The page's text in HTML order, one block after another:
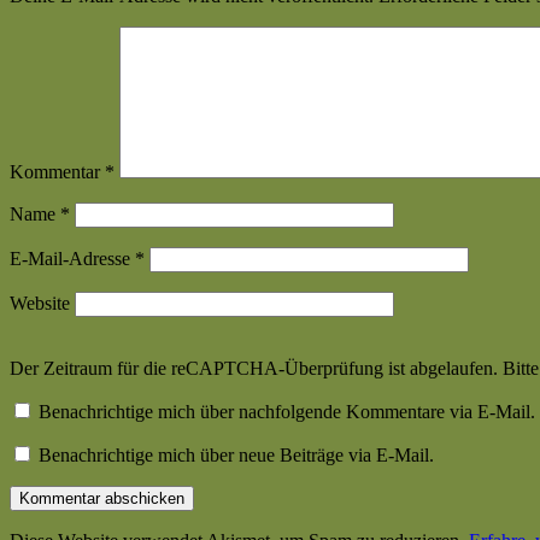
2004/2005
—
Kommentar *
Name *
E-Mail-Adresse *
Website
Der Zeitraum für die reCAPTCHA-Überprüfung ist abgelaufen. Bitte
Benachrichtige mich über nachfolgende Kommentare via E-Mail.
Benachrichtige mich über neue Beiträge via E-Mail.